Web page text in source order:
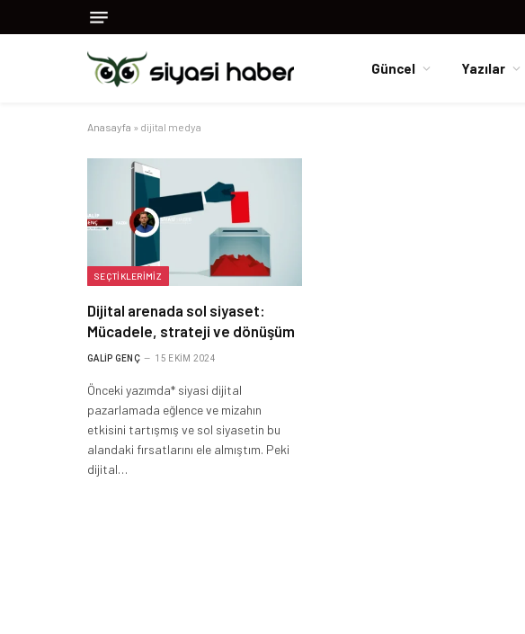
Güncel Yazılar
Anasayfa » dijital medya
SEÇTIKLERIMIZ
Dijital arenada sol siyaset:
Mücadele, strateji ve dönüşüm
GALIP GENÇ 15 EKIM 2024
Önceki yazımda* siyasi dijital
pazarlamada eğlence ve mizahın
etkisini tartışmış ve sol siyasetin bu
alandaki fırsatlarını ele almıştım. Peki
dijital…